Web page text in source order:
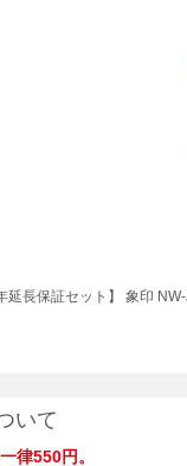
延長保証セット】 象印
いて
律550円。